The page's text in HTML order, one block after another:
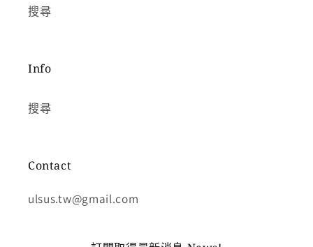
搜尋
Info
搜尋
Contact
ulsus.tw@gmail.com